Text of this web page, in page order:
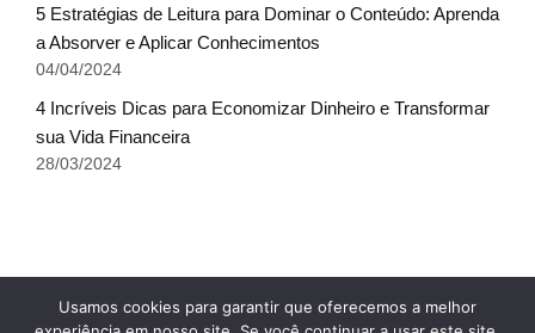
5 Estratégias de Leitura para Dominar o Conteúdo: Aprenda
a Absorver e Aplicar Conhecimentos
04/04/2024
4 Incríveis Dicas para Economizar Dinheiro e Transformar
sua Vida Financeira
28/03/2024
Fale conosco
Glossário do Sucesso
Política de Privacidade
Sobre Nós Termos de uso
x
Usamos cookies para garantir que oferecemos a melhor